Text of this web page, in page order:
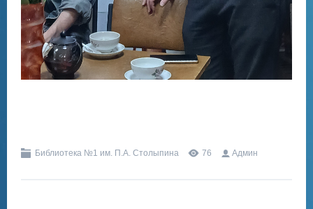
Библиотека №1 им. П.А. Столыпина 76 Админ